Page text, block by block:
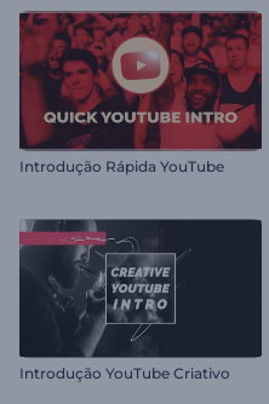
Introdução Rápida YouTube
Introdução YouTube Criativo